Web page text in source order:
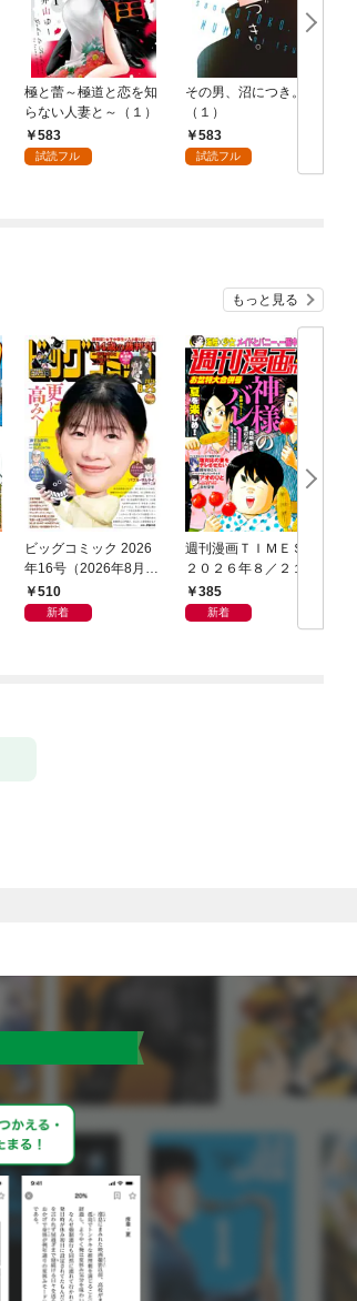
極と蕾～極道と恋を知
らない人妻と～（１）
583
試読フル
その男、沼につき。
（１）
583
試読フル
もっと見る
ビッグコミック 2026
年16号（2026年8月7
日発売）
510
新着
週刊漫画ＴＩＭＥＳ
２０２６年８／２１・
２８合併号
385
新着